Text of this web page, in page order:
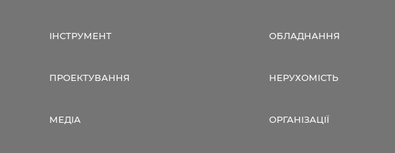
ІНСТРУМЕНТ ОБЛАДНАННЯ
ПРОЕКТУВАННЯ НЕРУХОМІСТЬ
МЕДІА ОРГАНІЗАЦІЇ